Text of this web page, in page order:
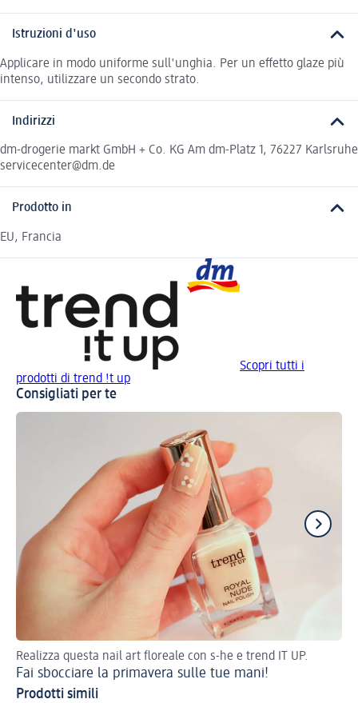
Istruzioni d'uso
Applicare in modo uniforme sull'unghia. Per un effetto glaze più
intenso, utilizzare un secondo strato.
Indirizzi
dm-drogerie markt GmbH + Co. KG Am dm-Platz 1, 76227 Karlsruhe
servicecenter@dm.de
Prodotto in
EU, Francia
Scopri tutti i
prodotti di trend !t up
Consigliati per te
Realizza questa nail art floreale con s-he e trend IT UP.
Fai sbocciare la primavera sulle tue mani!
Prodotti simili